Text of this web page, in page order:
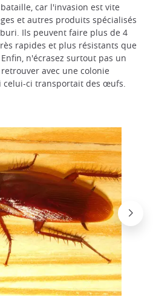
car l'invasion est vite
et autres produits spécialisés
Ils peuvent faire plus de 4
rapides et plus résistants que
n'écrasez surtout pas un
avec une colonie
celui-ci transportait des œufs.